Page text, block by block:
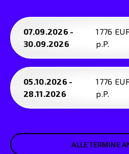
07.09.2026 -
30.09.2026
1776
p.P.
05.10.2026 -
28.11.2026
1776
p.P.
ALLE TERMINE